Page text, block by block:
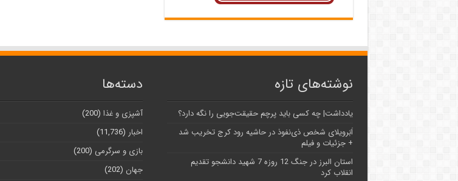
نوشته‌های تازه
یادداشت| ‌چه کسی باید پرچم حقیقت‌جویی را نگه دارد؟
اَبَر‌ویلای شخص ذی‌نفوذ در حاشیه‌ رود کرج تخریب شد
+ جزئیات و فیلم
استان البرز در جنگ 12 روزه 7 شهید دانشجو تقدیم
انقلاب کرد
دسته‌ها
آشپزی و غذا (200)
اخبار (11,736)
بازی و سرگرمی (200)
جهان (202)